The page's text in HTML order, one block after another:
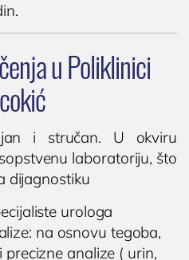
u Poliklinici
i stručan. U okviru
laboratoriju, što
dijagnostiku
urologa
na osnovu tegoba,
precizne analize ( urin,